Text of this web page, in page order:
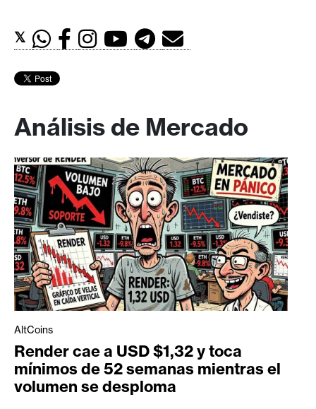
𝕏
Análisis de Mercado
AltCoins
Render cae a USD $1,32 y toca
mínimos de 52 semanas mientras el
volumen se desploma